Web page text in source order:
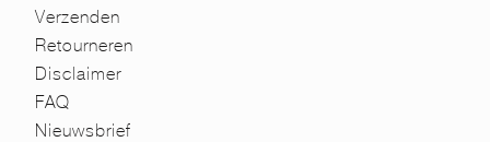
Verzenden
Retourneren
Disclaimer
FAQ
Nieuwsbrief